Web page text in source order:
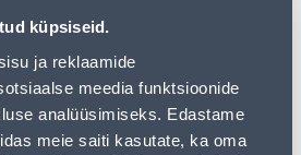
küpsiseid.
ja reklaamide
meedia funktsioonide
analüüsimiseks. Edastame
meie saiti kasutate, ka oma
09.08.2026
al. 16,90 € al. 2-5 tööpäeva